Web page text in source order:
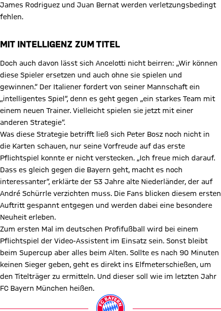
James Rodriguez und Juan Bernat werden verletzungsbedingt
fehlen.
MIT INTELLIGENZ ZUM TITEL
Doch auch davon lässt sich Ancelotti nicht beirren: „Wir können
diese Spieler ersetzen und auch ohne sie spielen und
gewinnen.“ Der Italiener fordert von seiner Mannschaft ein
„intelligentes Spiel“, denn es geht gegen „ein starkes Team mit
einem neuen Trainer. Vielleicht spielen sie jetzt mit einer
anderen Strategie“.
Was diese Strategie betrifft ließ sich Peter Bosz noch nicht in
die Karten schauen, nur seine Vorfreude auf das erste
Pflichtspiel konnte er nicht verstecken. „Ich freue mich darauf.
Dass es gleich gegen die Bayern geht, macht es noch
interessanter“, erklärte der 53 Jahre alte Niederländer, der auf
André Schürrle verzichten muss. Die Fans blicken diesem ersten
Auftritt gespannt entgegen und werden dabei eine besondere
Neuheit erleben.
Zum ersten Mal im deutschen Profifußball wird bei einem
Pflichtspiel der Video-Assistent im Einsatz sein. Sonst bleibt
beim Supercup aber alles beim Alten. Sollte es nach 90 Minuten
keinen Sieger geben, geht es direkt ins Elfmeterschießen, um
den Titelträger zu ermitteln. Und dieser soll wie im letzten Jahr
FC Bayern München heißen.